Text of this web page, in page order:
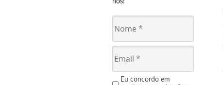
nós!
Eu concordo em